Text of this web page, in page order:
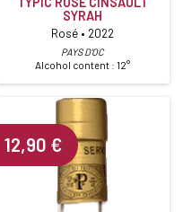
SYRAH
Rosé • 2022
PAYS D'OC
Alcohol content : 12°
12,90 €